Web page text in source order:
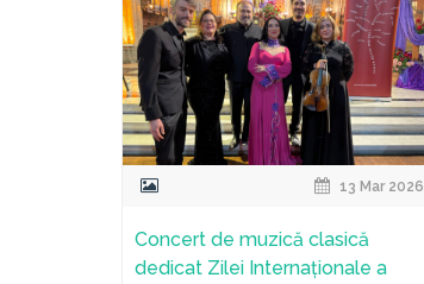
13 Mar 2026
Concert de muzică clasică
dedicat Zilei Internaționale a